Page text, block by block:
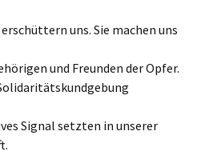
uns. Sie machen uns
und Freunden der Opfer.
Signal setzten in unserer